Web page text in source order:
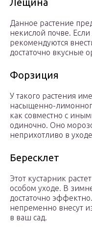
Лещина
Данное растение
некислой почве.
рекомендуются
достаточно вкусные
Форзиция
У такого растения
насыщенно-
как совместно с
одиночно. Оно
неприхотливо в
Бересклет
Этот кустарник
особом уходе. В
достаточно
непременно внесут
в ваш сад.